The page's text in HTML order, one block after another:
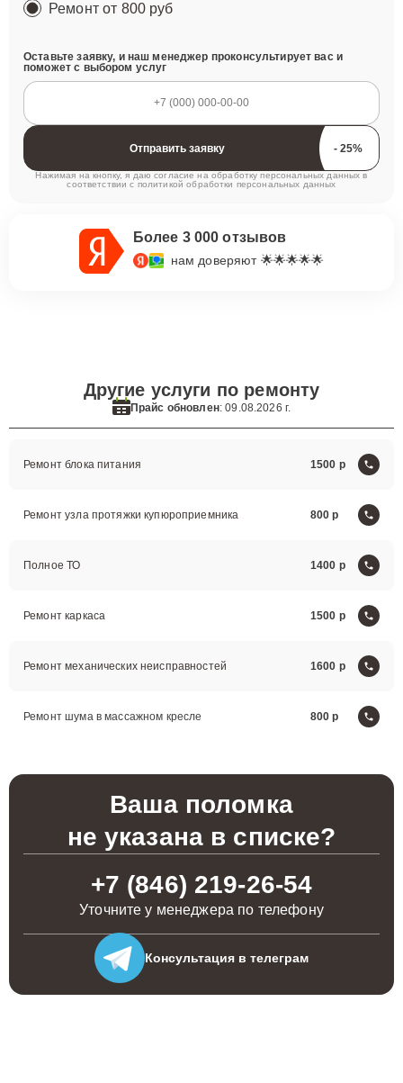
Ремонтот 800 руб
Оставьте заявку, и наш менеджер проконсультирует вас и
поможет с выбором услуг
Отправить заявку
Нажимая на кнопку, я даю согласие на обработку персональных данных в
соответствии с политикой обработки персональных данных
Более 3 000 отзывов
нам доверяют 🌟🌟🌟🌟🌟
Другие услуги по ремонту
Прайс обновлен: 09.08.2026 г.
Ремонт блока питания 1500
Ремонт узла протяжки купюроприемника 800
Полное ТО 1400
Ремонт каркаса 1500
Ремонт механических неисправностей 1600
Ремонт шума в массажном кресле 800
Ваша поломка
не указана в списке?
+7 (846) 219-26-54
Уточните у менеджера по телефону
Консультация в телеграм